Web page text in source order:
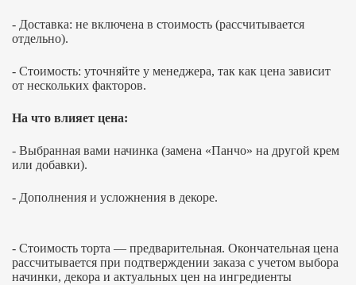
- Доставка: не включена в стоимость (рассчитывается
отдельно).
- Стоимость: уточняйте у менеджера, так как цена зависит
от нескольких факторов.
На что влияет цена:
- Выбранная вами начинка (замена «Панчо» на другой крем
или добавки).
- Дополнения и усложнения в декоре.
- Стоимость торта — предварительная. Окончательная цена
рассчитывается при подтверждении заказа с учетом выбора
начинки, декора и актуальных цен на ингредиенты